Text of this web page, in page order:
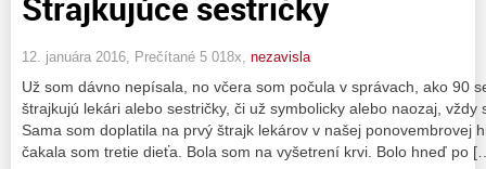
12. januára 2016, Prečítané 5 018x, nezavisla
Už som dávno nepísala, no včera som počula v správach, ako 90
štrajkujú lekári alebo sestričky, či už symbolicky alebo naozaj,
Sama som doplatila na prvý štrajk lekárov v našej ponovembrovej
čakala som tretie dieťa. Bola som na vyšetrení krvi. Bolo hneď po